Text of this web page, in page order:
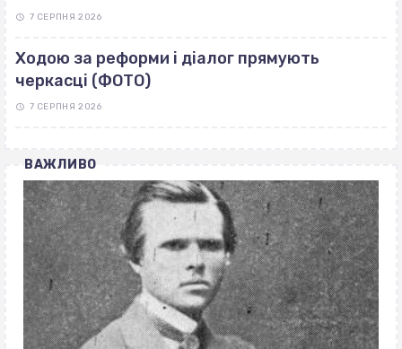
7 СЕРПНЯ 2026
Ходою за реформи і діалог прямують
черкасці (ФОТО)
7 СЕРПНЯ 2026
ВАЖЛИВО